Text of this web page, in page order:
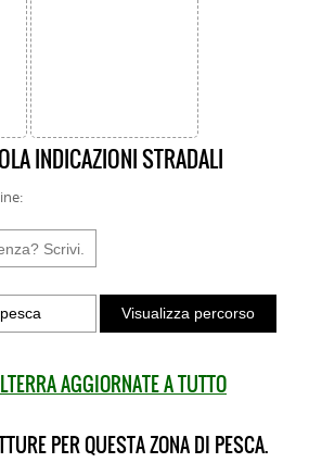
INDICAZIONI STRADALI
AGGIORNATE A TUTTO
PER QUESTA ZONA DI PESCA.